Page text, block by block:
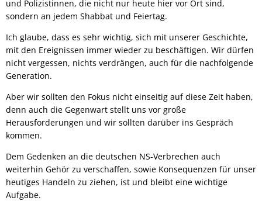
und Polizistinnen, die nicht nur heute hier vor Ort sind,
sondern an jedem Shabbat und Feiertag.
Ich glaube, dass es sehr wichtig, sich mit unserer Geschichte,
mit den Ereignissen immer wieder zu beschäftigen. Wir dürfen
nicht vergessen, nichts verdrängen, auch für die nachfolgende
Generation.
Aber wir sollten den Fokus nicht einseitig auf diese Zeit haben,
denn auch die Gegenwart stellt uns vor große
Herausforderungen und wir sollten darüber ins Gespräch
kommen.
Dem Gedenken an die deutschen NS-Verbrechen auch
weiterhin Gehör zu verschaffen, sowie Konsequenzen für unser
heutiges Handeln zu ziehen, ist und bleibt eine wichtige
Aufgabe.